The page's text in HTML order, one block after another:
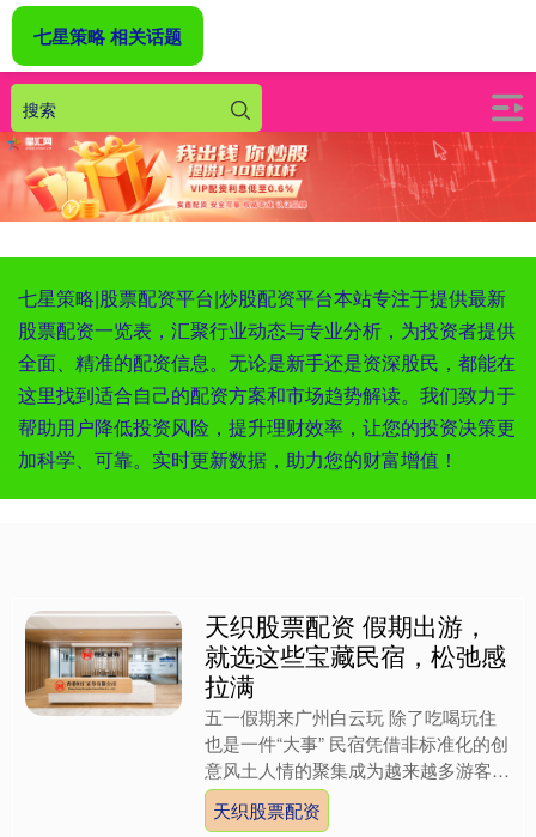
七星策略|股票配资平台|炒股配资平台本站专注于提供最新
股票配资一览表，汇聚行业动态与专业分析，为投资者提供
全面、精准的配资信息。无论是新手还是资深股民，都能在
这里找到适合自己的配资方案和市场趋势解读。我们致力于
帮助用户降低投资风险，提升理财效率，让您的投资决策更
加科学、可靠。实时更新数据，助力您的财富增值！
七星策略 相关话题
天织股票配资 假期出游，
就选这些宝藏民宿，松弛感
拉满
五一假期来广州白云玩 除了吃喝玩住
也是一件“大事” 民宿凭借非标准化的创
意风土人情的聚集成为越来越多游客的
首选 在广州白云 就藏着一处处让
人“住”定心动的宝藏民....
天织股票配资